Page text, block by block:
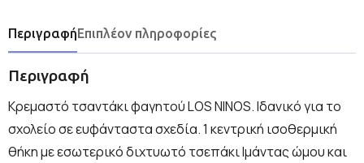
ΠεριγραφήΕπιπλέον πληροφορίες
Περιγραφή
Κρεμαστό τσαντάκι φαγητού LOS NINOS. Ιδανικό για το
σχολείο σε ευφάνταστα σχεδία. 1 κεντρική ισοθερμική
θήκη με εσωτερικό διχτυωτό τσεπάκι Ιμάντας ώμου και